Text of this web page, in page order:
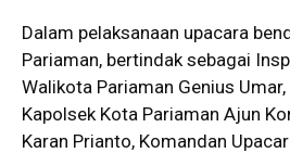
Dalam pelaksanaan upacara
Pariaman, bertindak sebagai
Walikota Pariaman Genius
Kapolsek Kota Pariaman Ajun
Karan Prianto, Komandan